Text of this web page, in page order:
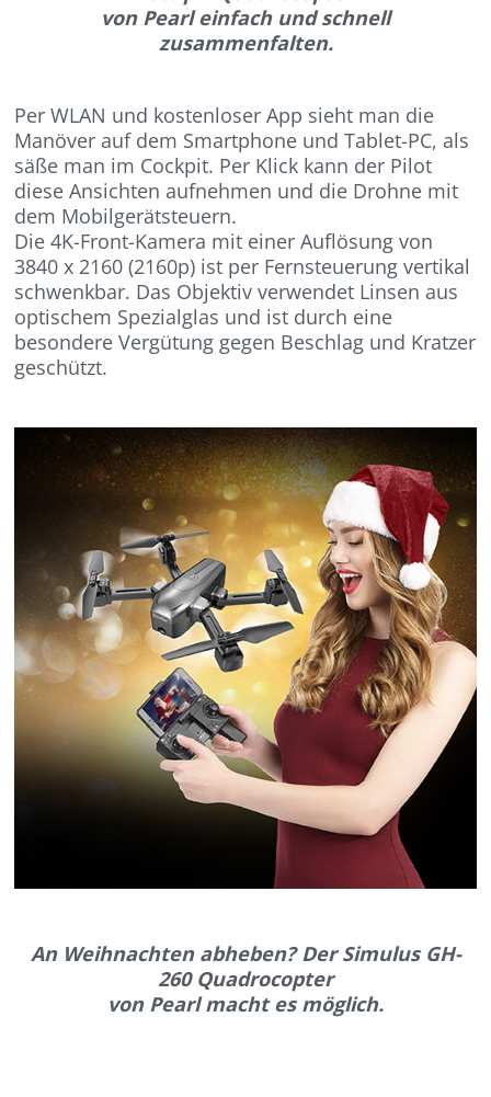
von Pearl einfach und schnell
zusammenfalten.
Per WLAN und kostenloser App sieht man die
Manöver auf dem Smartphone und Tablet-PC, als
säße man im Cockpit. Per Klick kann der Pilot
diese Ansichten aufnehmen und die Drohne mit
dem Mobilgerätsteuern.
Die 4K-Front-Kamera mit einer Auflösung von
3840 x 2160 (2160p) ist per Fernsteuerung vertikal
schwenkbar. Das Objektiv verwendet Linsen aus
optischem Spezialglas und ist durch eine
besondere Vergütung gegen Beschlag und Kratzer
geschützt.
An Weihnachten abheben? Der Simulus GH-
260 Quadrocopter
von Pearl macht es möglich.